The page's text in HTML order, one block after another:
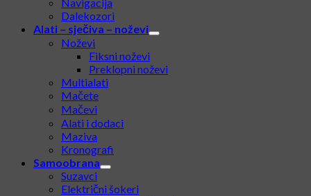
Dalekozori
Alati – sječiva – noževi
Noževi
Fiksni noževi
Preklopni noževi
Multialati
Mačete
Mačevi
Alati i dodaci
Maziva
Kronografi
Samoobrana
Suzavci
Električni šokeri